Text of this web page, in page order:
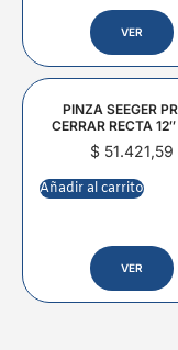
VER
PINZA SEEGER
CERRAR RECTA
$51.421,59
Añadir al carrito
VER